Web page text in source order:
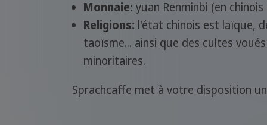
Monnaie: yuan Renminbi (en
Religions: l'état chinois est laïque,
taoïsme... ainsi que des cultes
minoritaires.
Sprachcaffe met à votre disposition un